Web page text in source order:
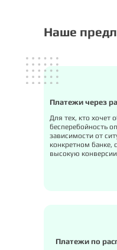
Платежи по
Платежи через
Для тех, кто хочет
бесперебойность
зависимости от
конкретном банке,
высокую
Наше